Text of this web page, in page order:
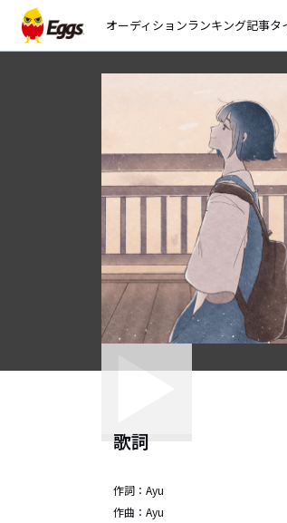
オーディションランキング記事タ
歌詞
作詞： Ayu
作曲： Ayu